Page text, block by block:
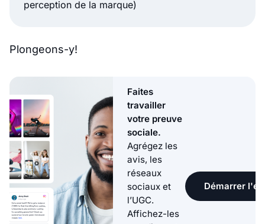
perception de la marque)
Plongeons-y!
Faites
travailler
votre preuve
sociale.
Agrégez les
avis, les
réseaux
sociaux et
l’UGC.
Affichez-les
Démarrer